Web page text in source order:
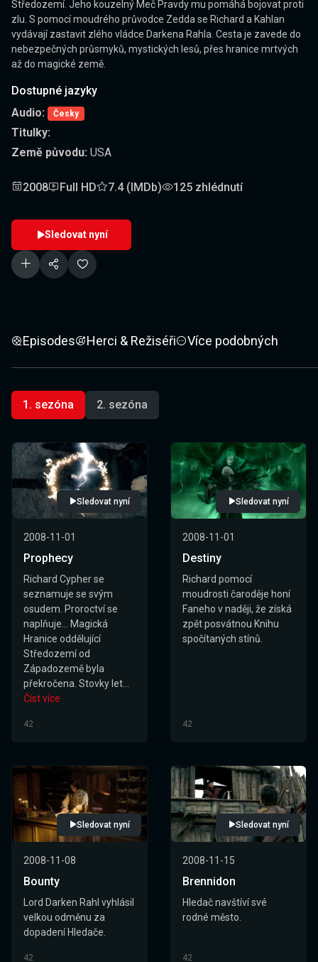
Středozemí. Jeho kouzelný Meč Pravdy mu pomáhá bojovat proti
zlu. S pomocí moudrého průvodce Zedda se Richard a Kahlan
vydávají zastavit zlého vládce Darkena Rahla. Cesta je zavede do
nebezpečných průsmyků, mystických lesů, přes hranice mrtvých
až do magické země.
Dostupné jazyky
Audio:
Česky
Titulky:
Země původu: USA
2008 Full HD 7.4 (IMDb) 125 zhlédnutí
Sledovat nyní
Episodes Herci & Režiséři Více podobných
1. sezóna 2. sezóna
Sledovat nyní
2008-11-01
Prophecy
Richard Cypher se
seznamuje se svým
osudem. Proroctví se
naplňuje... Magická
Hranice oddělující
Středozemí od
Západozemě byla
překročena. Stovky let...
Číst více
42
Sledovat nyní
2008-11-01
Destiny
Richard pomocí
moudrosti čaroděje honí
Faneho v naději, že získá
zpět posvátnou Knihu
spočítaných stínů.
42
Sledovat nyní
2008-11-08
Bounty
Lord Darken Rahl vyhlásil
velkou odměnu za
dopadení Hledače.
42
Sledovat nyní
2008-11-15
Brennidon
Hledač navštíví své
rodné město.
42